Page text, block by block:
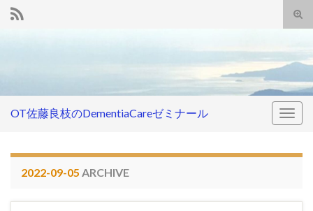
OT佐藤良枝のDementiaCareゼミナール
2022-09-05 ARCHIVE